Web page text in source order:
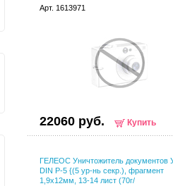
Арт. 1613971
22060 руб. Купить
ГЕЛЕОС Уничтожитель документов
DIN P-5 {(5 ур-нь секр.), фрагмент
1,9х12мм, 13-14 лист (70г/